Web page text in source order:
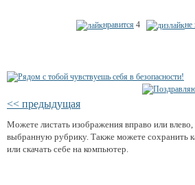
нравится 4 не
<< предыдущая
Можете листать изображения вправо или
выбранную рубрику. Также можете сохранить
или скачать себе на компьютер.